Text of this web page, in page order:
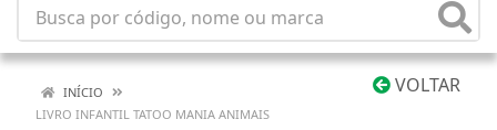
VOLTAR
INÍCIO
LIVRO INFANTIL TATOO MANIA ANIMAIS